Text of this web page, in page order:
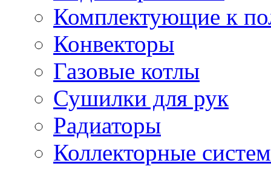
Комплектующие к
Конвекторы
Газовые котлы
Сушилки для рук
Радиаторы
Коллекторные